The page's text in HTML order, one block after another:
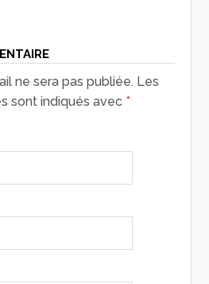
ne sera pas publiée. Les
sont indiqués avec *